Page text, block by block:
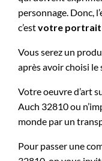
personnage. Donc,
c’estvotre portrait
Vous serez un
après avoir choisi le
Votre oeuvre d’art
Auch 32810 ou
monde par un
Pour passer une